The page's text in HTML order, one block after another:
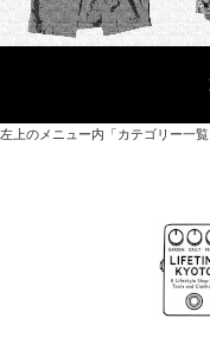
左上のメニュー内「カテゴリー一
オリジナルを含むファッ
京都・紫野にあるライフ
京都府京都市北区紫野上